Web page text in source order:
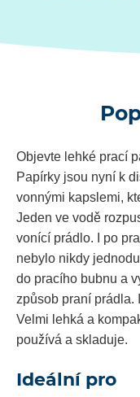
Objevte lehké prací
Papírky jsou nyní k
vonnými kapslemi,
Jeden ve vodě
vonící prádlo. I po
nebylo nikdy
do pracího bubnu a
způsob praní prádla.⁠⁠⁠⁠⁠⁠
Velmi lehká a
používá a skladuje.
Ideální pro